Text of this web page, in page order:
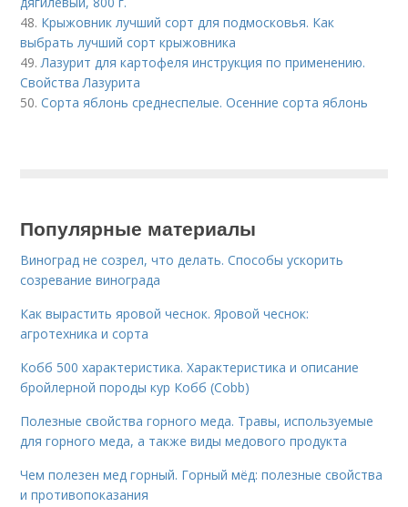
48. Крыжовник лучший сорт для подмосковья. Как
выбрать лучший сорт крыжовника
49. Лазурит для картофеля инструкция по применению.
Свойства Лазурита
50.Сорта яблонь среднеспелые. Осенние сорта яблонь
Популярные материалы
Виноград не созрел, что делать. Способы ускорить
созревание винограда
Как вырастить яровой чеснок. Яровой чеснок:
агротехника и сорта
Кобб 500 характеристика. Характеристика и описание
бройлерной породы кур Кобб (Cobb)
Полезные свойства горного меда. Травы, используемые
для горного меда, а также виды медового продукта
Чем полезен мед горный. Горный мёд: полезные свойства
и противопоказания